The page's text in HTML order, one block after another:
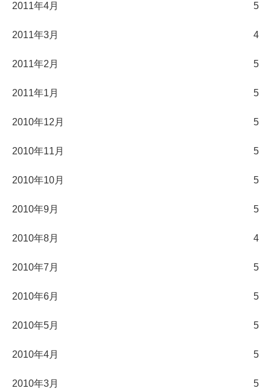
2011年4月 5
2011年3月 4
2011年2月 5
2011年1月 5
2010年12月 5
2010年11月 5
2010年10月 5
2010年9月 5
2010年8月 4
2010年7月 5
2010年6月 5
2010年5月 5
2010年4月 5
2010年3月 5